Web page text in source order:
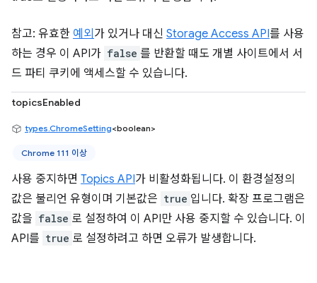
참고: 유효한 예외 가 있거나 대신 Storage Access API를 사용
하는 경우 이 API가 false 를 반환할 때도 개별 사이트에서 서
드 파티 쿠키에 액세스할 수 있습니다.
topicsEnabled
types.ChromeSetting<boolean>
Chrome 111 이상
사용 중지하면 Topics API가 비활성화됩니다. 이 환경설정의
값은 불리언 유형이며 기본값은 true 입니다. 확장 프로그램은
값을 false 로 설정하여 이 API만 사용 중지할 수 있습니다. 이
API를 true 로 설정하려고 하면 오류가 발생합니다.